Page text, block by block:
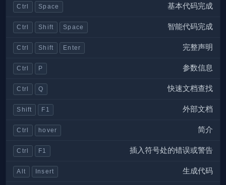
Ctrl Space 基本代码完成
Ctrl Shift Space 智能代码完成
Ctrl Shift Enter 完整声明
Ctrl P 参数信息
Ctrl Q 快速文档查找
Shift F1 外部文档
Ctrl hover 简介
Ctrl F1 插入符号处的错误或警告
Alt Insert 生成代码